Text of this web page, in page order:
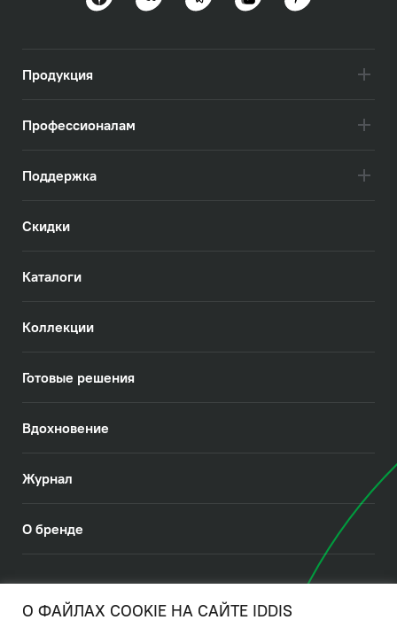
Продукция
Профессионалам
Поддержка
Скидки
Каталоги
Коллекции
Готовые решения
Вдохновение
Журнал
О бренде
О ФАЙЛАХ COOKIE НА САЙТЕ IDDIS